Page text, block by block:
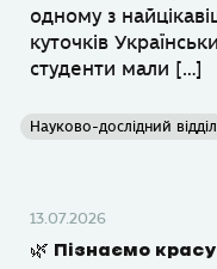
одному з
куточків
студенти мали […]
Науково-дослідний відділ
13.07.2026
🌿 Пізнаємо